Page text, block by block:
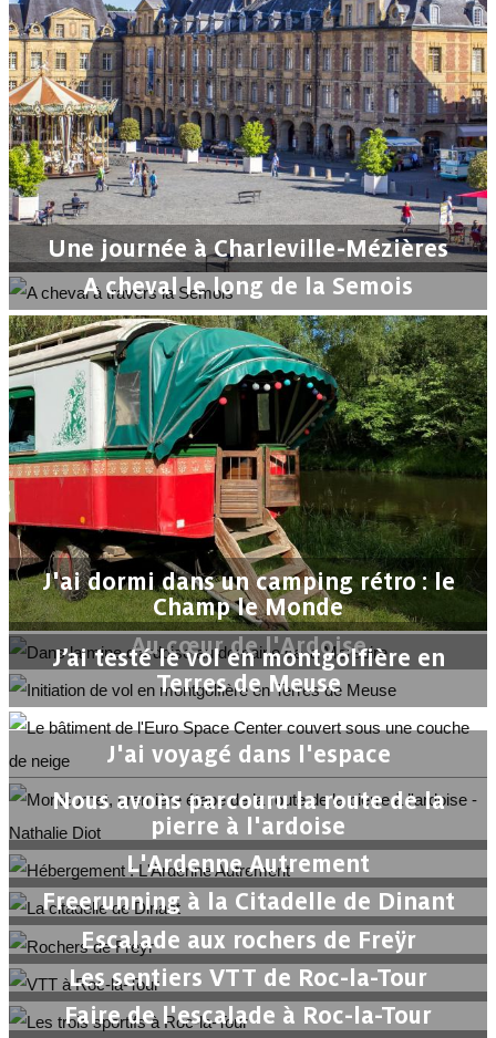
Une journée à Charleville-Mézières
A cheval le long de la Semois
J'ai dormi dans un camping rétro : le
Champ le Monde
Au cœur de l'Ardoise
J’ai testé le vol en montgolfière en
Terres de Meuse
J'ai voyagé dans l'espace
Nous avons parcouru la route de la
pierre à l'ardoise
L'Ardenne Autrement
Freerunning à la Citadelle de Dinant
Escalade aux rochers de Freÿr
Les sentiers VTT de Roc-la-Tour
Faire de l'escalade à Roc-la-Tour